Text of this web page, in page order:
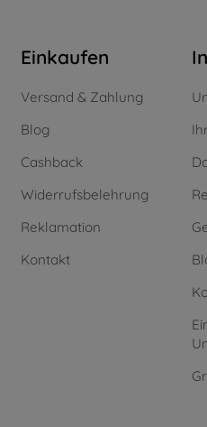
Einkaufen
Versand & Zahlung
Blog
Cashback
Widerrufsbelehrung
Reklamation
Kontakt